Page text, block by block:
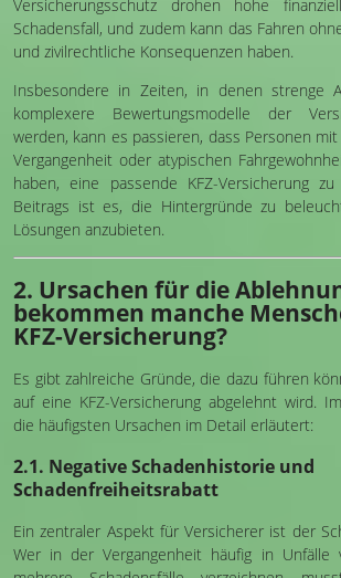
Versicherungsschutz drohen hohe
Schadensfall, und zudem kann das Fahren
und zivilrechtliche Konsequenzen haben.
Insbesondere in Zeiten, in denen strenge
komplexere Bewertungsmodelle der
werden, kann es passieren, dass Personen
Vergangenheit oder atypischen
haben, eine passende KFZ-Versicherung
Beitrags ist es, die Hintergründe zu
Lösungen anzubieten.
2. Ursachen für die
bekommen manche
KFZ-Versicherung?
Es gibt zahlreiche Gründe, die dazu führen
auf eine KFZ-Versicherung abgelehnt wird.
die häufigsten Ursachen im Detail erläutert:
2.1. Negative Schadenhistorie und
Schadenfreiheitsrabatt
Ein zentraler Aspekt für Versicherer ist der
Wer in der Vergangenheit häufig in Unfälle